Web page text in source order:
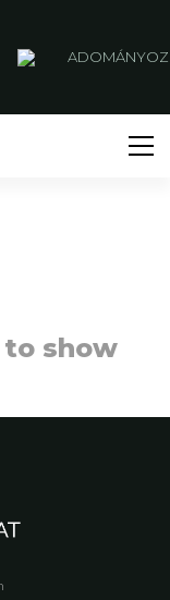
to show